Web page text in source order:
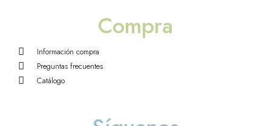
Compra
Información compra
Preguntas frecuentes
Catálogo